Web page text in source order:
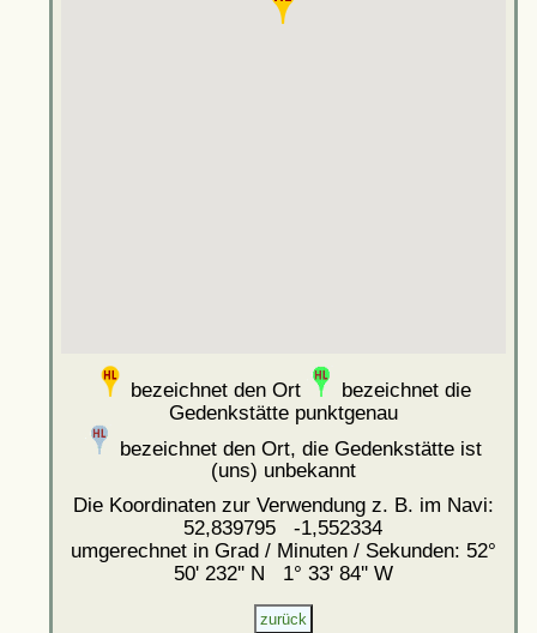
bezeichnet den Ort
bezeichnet die
Gedenkstätte punktgenau
bezeichnet den Ort, die Gedenkstätte ist
(uns) unbekannt
Die Koordinaten zur Verwendung z. B. im Navi:
52,839795 -1,552334
umgerechnet in Grad / Minuten / Sekunden: 52°
50' 232'' N 1° 33' 84'' W